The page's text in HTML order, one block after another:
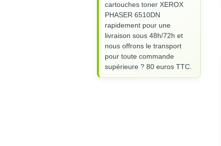
cartouches toner XEROX
PHASER 6510DN
rapidement pour une
livraison sous 48h/72h et
nous offrons le transport
pour toute commande
supérieure ? 80 euros TTC.